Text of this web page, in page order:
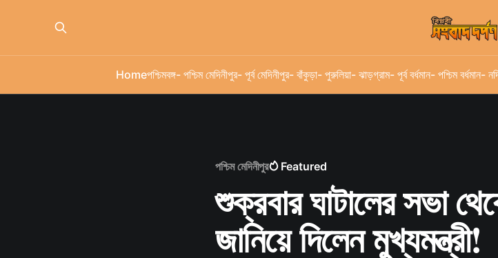
Homeপশ্চিমবঙ্গ- পশ্চিম মেদিনীপুর- পূর্ব মেদিনীপুর- বাঁকুড়া- পুরুলিয়া- ঝাড়গ্রাম- পূর্ব বর্ধমান- পশ্চিম বর্ধমান-
পশ্চিম মেদিনীপুর Featured
শুক্রবার ঘাটালের সভা
জানিয়ে দিলেন মুখ্যমন্ত্রী!